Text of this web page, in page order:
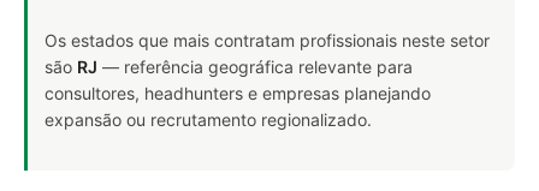
Os estados que mais contratam profissionais neste setor
são RJ — referência geográfica relevante para
consultores, headhunters e empresas planejando
expansão ou recrutamento regionalizado.